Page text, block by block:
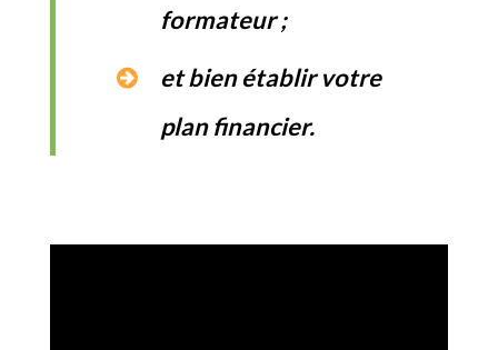
formateur ;
et bien établir votre
plan financier.